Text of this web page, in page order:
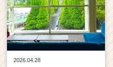
2026.04.28